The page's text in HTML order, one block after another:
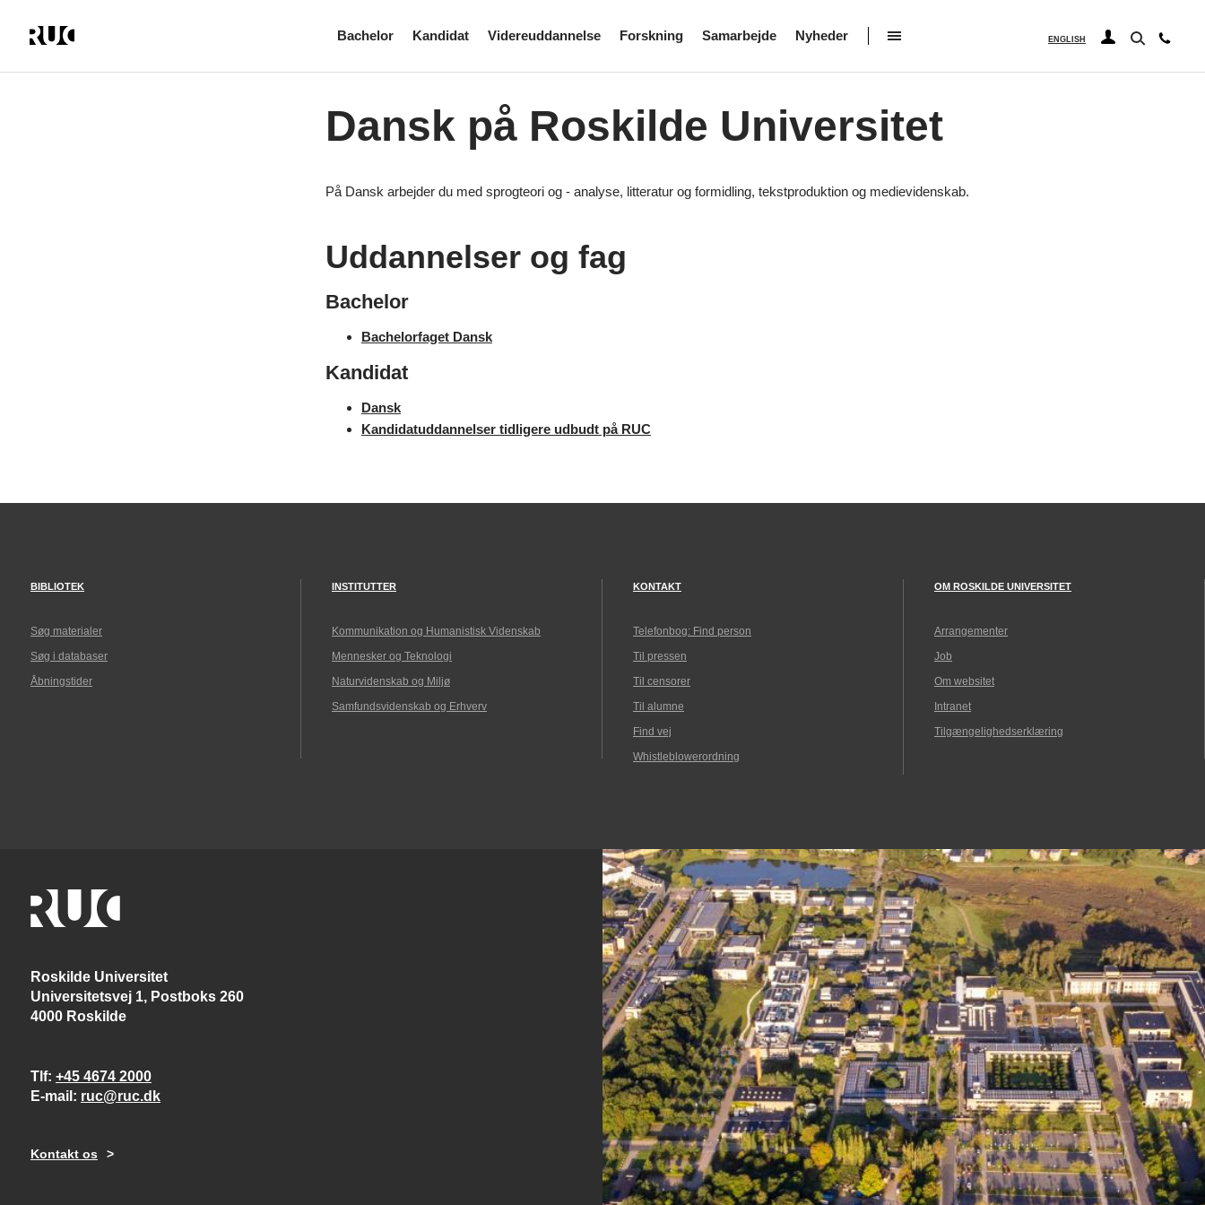
Bachelor Kandidat Videreuddannelse Forskning Samarbejde Nyheder ENGLISH
Dansk på Roskilde Universitet
På Dansk arbejder du med sprogteori og - analyse, litteratur og formidling, tekstproduktion og medievidenskab.
Uddannelser og fag
Bachelor
Bachelorfaget Dansk
Kandidat
Dansk
Kandidatuddannelser tidligere udbudt på RUC
BIBLIOTEK
Søg materialer
Søg i databaser
Åbningstider
INSTITUTTER
Kommunikation og Humanistisk Videnskab
Mennesker og Teknologi
Naturvidenskab og Miljø
Samfundsvidenskab og Erhverv
KONTAKT
Telefonbog: Find person
Til pressen
Til censorer
Til alumne
Find vej
Whistleblowerordning
OM ROSKILDE UNIVERSITET
Arrangementer
Job
Om websitet
Intranet
Tilgængelighedserklæring
Roskilde Universitet
Universitetsvej 1, Postboks 260
4000 Roskilde
Tlf +45 4674 2000
E-mail
ruc@ruc.dk
Kontakt os